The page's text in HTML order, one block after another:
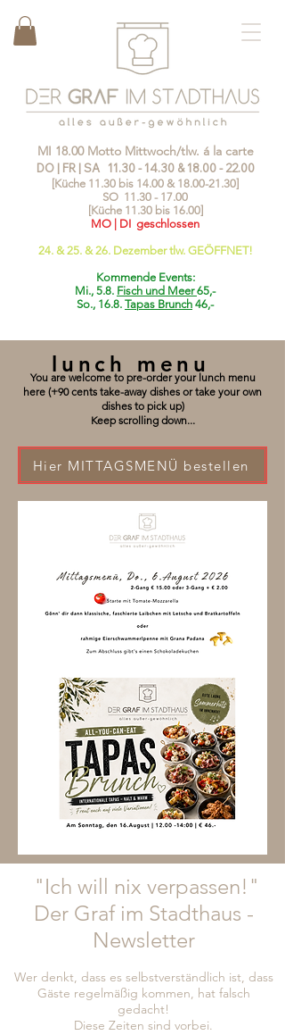
MI 18.00 Motto Mittwoch/tlw. á la carte
DO | FR | SA 11.30 - 14.30&18.00 - 22.00
[Küche 11.30 bis 14.00 & 18.00-21.30]
SO 11.30 - 17.00
[Küche 11.30 bis 16.00]
MO | DI geschlossen
24. & 25. & 26. Dezember tlw. GEÖFFNET!
Kommende Events:
Mi., 5.8. Fisch und Meer65,-
So., 16.8. Tapas Brunch 46,-
lunch menu
You are welcome to pre-order your lunch menu
here (+90 cents take-away dishes or take your own
dishes to pick up)
Keep scrolling down...
Hier MITTAGSMENÜ bestellen
"Ich will nix verpassen!"
Der Graf im Stadthaus -
Newsletter
Wer denkt, dass es selbstverständlich ist, dass
Gäste regelmäßig kommen, hat falsch
gedacht!
Diese Zeiten sind vorbei.